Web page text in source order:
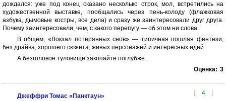
дождался: уже под конец сказано несколько строк, мол, встретились на
художественной выставке, пообщались через пень-колоду (флажковая
азбука, дымовые костры, все дела) и сразу же заинтересовали друг друга.
Почему заинтересовали, чем, с какого перепугу — об этом ни слова.
В общем, «Вокзал потерянных снов» — типичная пошлая фентези,
без драйва, хорошего сюжета, живых персонажей и интересных идей.
А безголовое туловище закопайте поглубже.
Оценка: 3
[ 4 ]
Джеффри Томас «Панктаун»